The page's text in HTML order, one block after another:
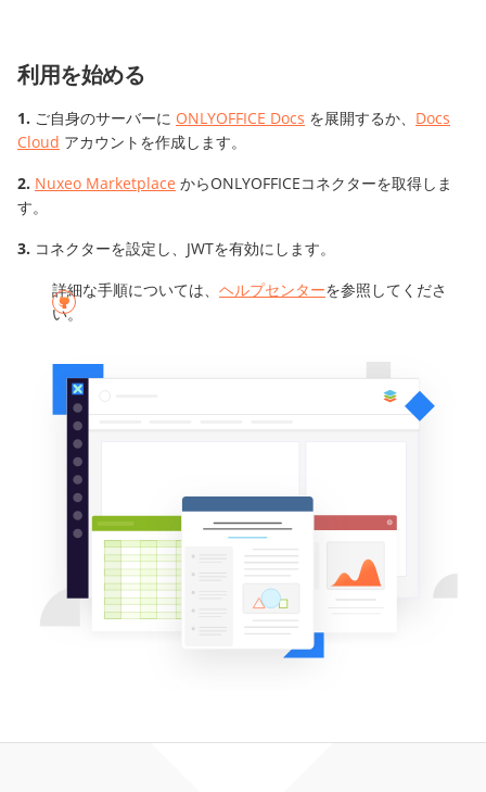
利用を始める
ご自身のサーバーに ONLYOFFICE Docs を展開するか、 Docs
Cloud アカウントを作成します。
Nuxeo Marketplace からONLYOFFICEコネクターを取得しま
す。
コネクターを設定し、JWTを有効にします。
詳細な手順については、 ヘルプセンターを参照してくださ
い。